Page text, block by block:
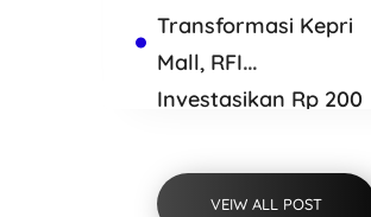
Transformasi Kepri
Mall, RFI
Investasikan Rp 200
SQUARE Batam
VEIW ALL POST